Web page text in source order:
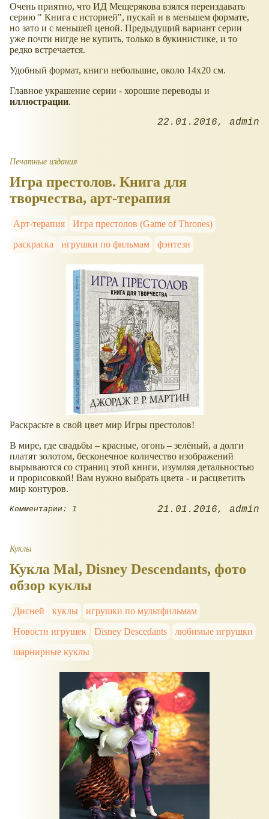
Очень приятно, что ИД Мещерякова взялся переиздавать
серию " Книга с историей", пускай и в меньшем формате,
но зато и с меньшей ценой. Предыдущий вариант серии
уже почти нигде не купить, только в букинистике, и то
редко встречается.
Удобный формат, книги небольшие, около 14х20 см.
Главное украшение серии - хорошие переводы и
иллюстрации.
22.01.2016 admin
Печатные издания
Игра престолов. Книга для
творчества, арт-терапия
Арт-терапия
Игра престолов (Game of Thrones)
раскраска
игрушки по фильмам фэнтези
Раскрасьте в свой цвет мир Игры престолов!
В мире, где свадьбы – красные, огонь – зелёный, а долги
платят золотом, бесконечное количество изображений
вырываются со страниц этой книги, изумляя детальностью
и прорисовкой! Вам нужно выбрать цвета - и расцветить
мир контуров.
Комментарии: 1 21.01.2016 admin
Куклы
Кукла Mal, Disney Descendants, фото
обзор куклы
Дисней куклы
игрушки по мультфильмам
Новости игрушек
Disney Descedants
любимые игрушки
шарнирные куклы